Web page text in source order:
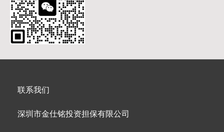
联系我们
深圳市金仕铭投资担保有限公司